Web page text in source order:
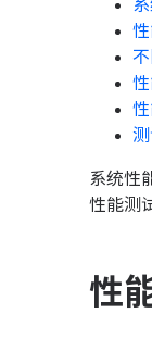
系统性
性能测
性